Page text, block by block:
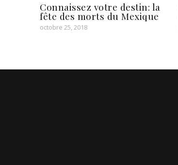
Connaissez votre destin: la
fête des morts du Mexique
octobre 25, 2018